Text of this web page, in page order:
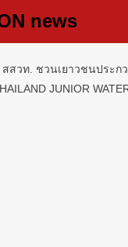
news
สสวท. ชวนเยาวชนประก
JUNIOR